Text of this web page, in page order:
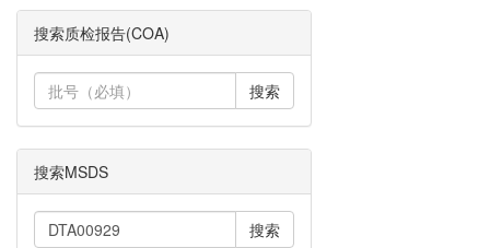
搜索质检报告(COA)
搜索
搜索MSDS
搜索